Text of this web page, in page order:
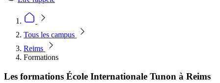
Tous les campus
Reims
Formations
Les formations École Internationale Tunon à Reims